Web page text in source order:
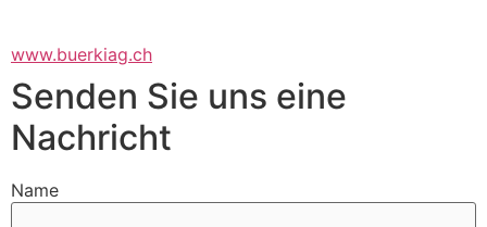
www.buerkiag.ch
Senden Sie uns eine
Nachricht
Name